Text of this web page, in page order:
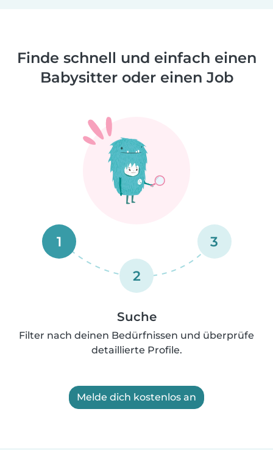
Finde schnell und einfach einen
Babysitter oder einen Job
1
2
3
Suche
Filter nach deinen Bedürfnissen und überprüfe
detaillierte Profile.
Melde dich kostenlos an